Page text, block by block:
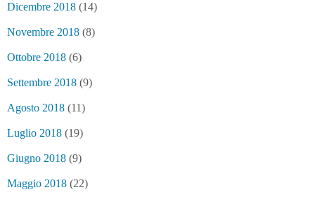
Dicembre 2018 (14)
Novembre 2018 (8)
Ottobre 2018 (6)
Settembre 2018 (9)
Agosto 2018 (11)
Luglio 2018 (19)
Giugno 2018 (9)
Maggio 2018 (22)